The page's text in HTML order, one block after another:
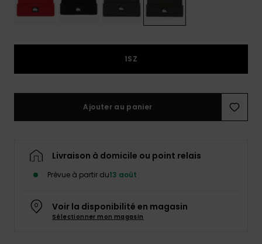
contact.
la FAQ
1SZ
Ajouter au panier
Livraison à domicile ou point relais
Prévue à partir du13 août
Voir la disponibilité en magasin
Sélectionner mon magasin